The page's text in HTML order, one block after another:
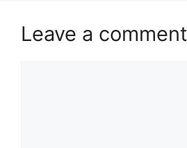
Leave a comment